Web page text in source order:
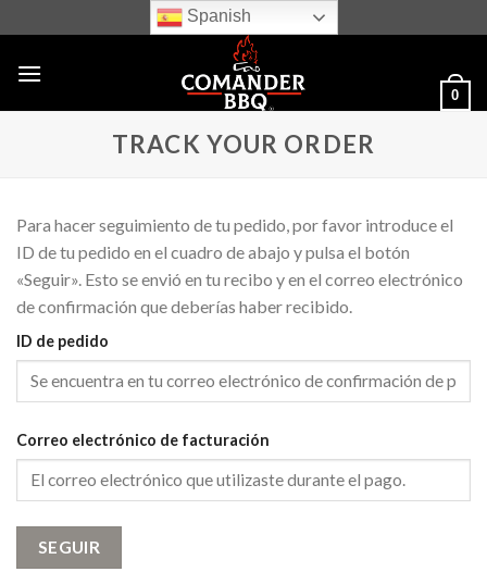
to
content
Spanish
0
TRACK YOUR ORDER
Para hacer seguimiento de tu pedido, por favor introduce el
ID de tu pedido en el cuadro de abajo y pulsa el botón
«Seguir». Esto se envió en tu recibo y en el correo electrónico
de confirmación que deberías haber recibido.
ID de pedido
Correo electrónico de facturación
SEGUIR